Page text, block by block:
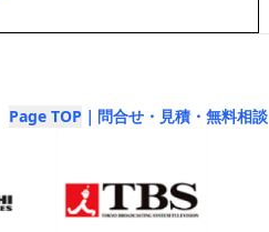
Page TOP ｜問合せ・見積・無料相談